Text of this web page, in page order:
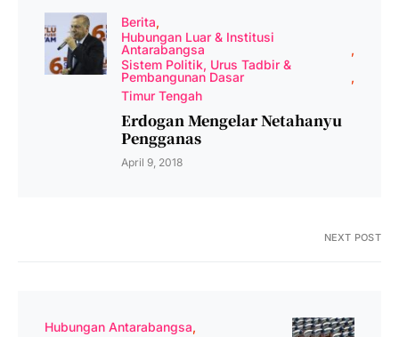
Berita
Hubungan Luar & Institusi
Antarabangsa
Sistem Politik, Urus Tadbir &
Pembangunan Dasar
Timur Tengah
Erdogan Mengelar Netahanyu
Pengganas
April 9, 2018
NEXT POST
Hubungan Antarabangsa